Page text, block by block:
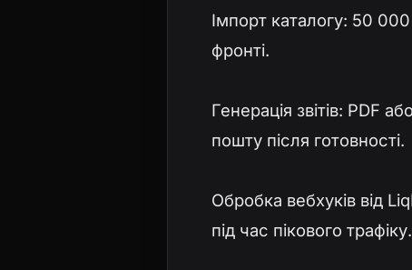
Імпорт каталогу: 50
фронті.
Генерація звітів: PDF
пошту після готовності.
Обробка вебхуків від
під час пікового трафіку.